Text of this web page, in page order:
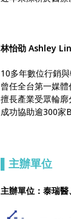
林怡劭 Ashley
10多年數位行銷
曾任全台第一媒體
擅長產業受眾輪
成功協助逾300家
▌主辦單位
主辦單位：泰瑞